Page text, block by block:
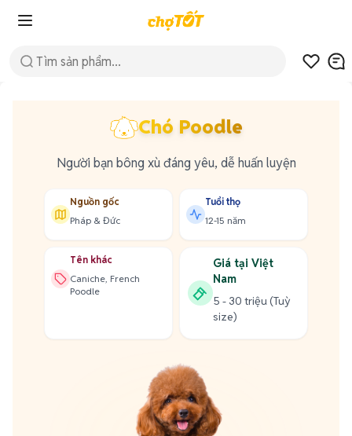
Chó Poodle
Người bạn bông xù đáng yêu, dễ huấn luyện
Nguồn gốc
Pháp & Đức
Tuổi thọ
12-15 năm
Tên khác
Caniche, French
Poodle
Giá tại Việt
Nam
5 - 30 triệu (Tuỳ
size)